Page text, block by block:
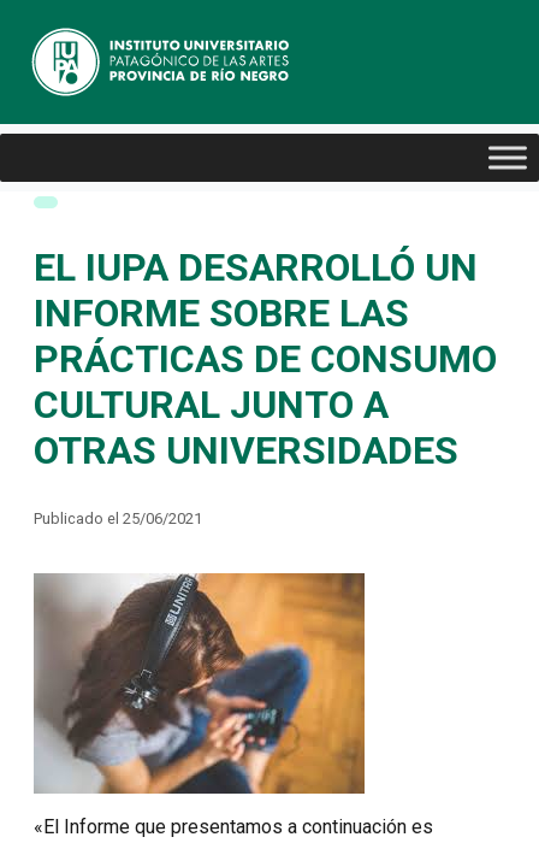
EL IUPA DESARROLLÓ UN
INFORME SOBRE LAS
PRÁCTICAS DE CONSUMO
CULTURAL JUNTO A
OTRAS UNIVERSIDADES
Publicado el 25/06/2021
«El Informe que presentamos a continuación es